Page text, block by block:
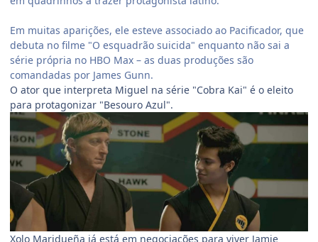
Em muitas aparições, ele esteve associado ao Pacificador, que
debuta no filme "O esquadrão suicida" enquanto não sai a
série própria no HBO Max – as duas produções são
comandadas por James Gunn.
O ator que interpreta Miguel na série "Cobra Kai" é o eleito
para protagonizar "Besouro Azul".
Xolo Maridueña já está em negociações para viver Jamie